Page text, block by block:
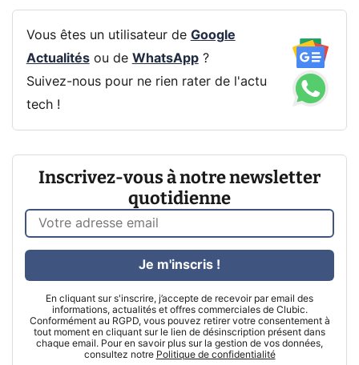
Vous êtes un utilisateur de Google
Actualitésou de WhatsApp?
Suivez-nous pour ne rien rater de l'actu
tech !
Inscrivez-vous à notre newsletter
quotidienne
En cliquant sur s'inscrire, j’accepte de recevoir par email des
informations, actualités et offres commerciales de Clubic.
Conformément au RGPD, vous pouvez retirer votre consentement à
tout moment en cliquant sur le lien de désinscription présent dans
chaque email. Pour en savoir plus sur la gestion de vos données,
consultez notre Politique de confidentialité
Je m'inscris !